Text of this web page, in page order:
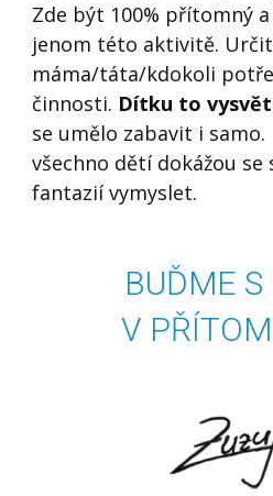
Zde být 100% přítomný
jenom této aktivitě.
máma/táta/kdokoli
činnosti. Dítku to
se umělo zabavit i
všechno dětí dokážou se
fantaziívymyslet.
BUĎME
V